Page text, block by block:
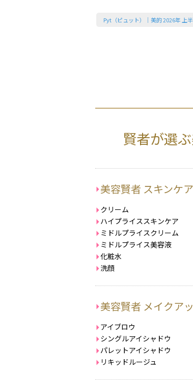
Pyt（ピュット）｜美的 2026年 上
賢者が選
美容賢者 スキンケ
クリーム
ハイプライススキンケア
ミドルプライスクリーム
ミドルプライス美容液
化粧水
洗顔
美容賢者 メイクア
アイブロウ
シングルアイシャドウ
パレットアイシャドウ
リキッドルージュ